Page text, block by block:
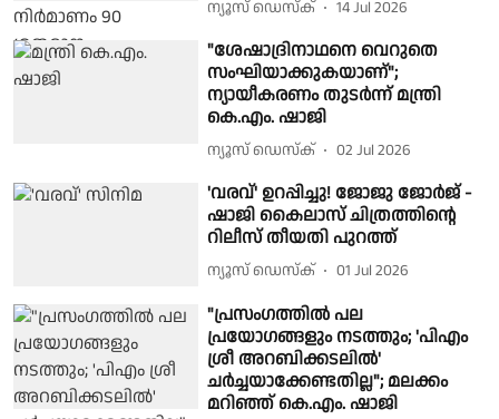
ന്യൂസ് ഡെസ്ക് 14 Jul 2026
"ശേഷാദ്രിനാഥനെ വെറുതെ
സംഘിയാക്കുകയാണ്";
ന്യായീകരണം തുടർന്ന് മന്ത്രി
കെ.എം. ഷാജി
ന്യൂസ് ഡെസ്ക് 02 Jul 2026
'വരവ്' ഉറപ്പിച്ചു! ജോജു ജോർജ് -
ഷാജി കൈലാസ് ചിത്രത്തിന്റെ
റിലീസ് തീയതി പുറത്ത്
ന്യൂസ് ഡെസ്ക് 01 Jul 2026
"പ്രസംഗത്തില്‍ പല
പ്രയോഗങ്ങളും നടത്തും; 'പിഎം
ശ്രീ അറബിക്കടലില്‍'
ചര്‍ച്ചയാക്കേണ്ടതില്ല"; മലക്കം
മറിഞ്ഞ് കെ.എം. ഷാജി